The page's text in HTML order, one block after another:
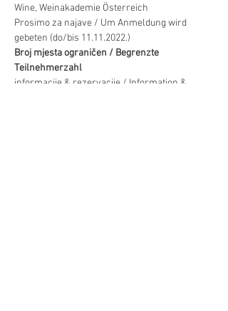
Wine, Weinakademie Österreich
Prosimo za najave / Um Anmeldung wird
gebeten (do/bis 11.11.2022.)
Broj mjesta ograničen / Begrenzte
Teilnehmerzahl
informacije & rezervacije / Information &